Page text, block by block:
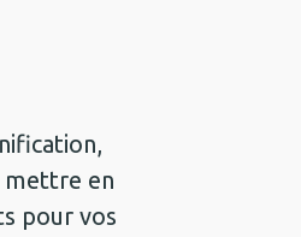
mettre en
pour vos